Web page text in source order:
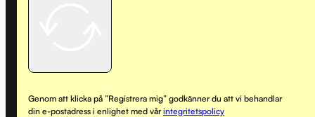
Genom att klicka på ”Registrera mig” godkänner du att vi behandlar
din e-postadress i enlighet med vårintegritetspolicy